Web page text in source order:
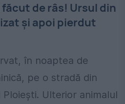
de râs! Ursul din
și apoi pierdut
în noaptea de
pe o stradă din
Ulterior animalul